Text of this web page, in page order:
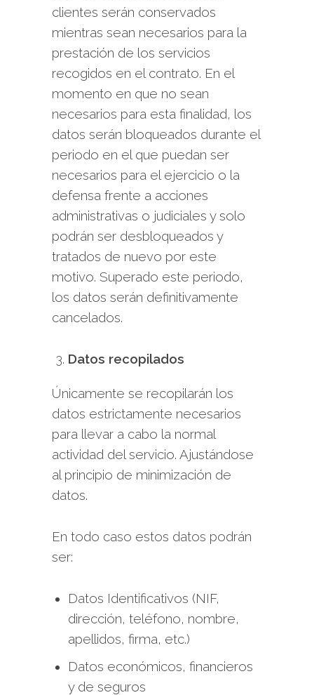
clientes serán conservados
mientras sean necesarios para la
prestación de los servicios
recogidos en el contrato. En el
momento en que no sean
necesarios para esta finalidad, los
datos serán bloqueados durante el
periodo en el que puedan ser
necesarios para el ejercicio o la
defensa frente a acciones
administrativas o judiciales y solo
podrán ser desbloqueados y
tratados de nuevo por este
motivo. Superado este periodo,
los datos serán definitivamente
cancelados.
Datos recopilados
Únicamente se recopilarán los
datos estrictamente necesarios
para llevar a cabo la normal
actividad del servicio. Ajustándose
al principio de minimización de
datos.
En todo caso estos datos podrán
ser:
Datos Identificativos (NIF,
dirección, teléfono, nombre,
apellidos, firma, etc.)
Datos económicos, financieros
y de seguros